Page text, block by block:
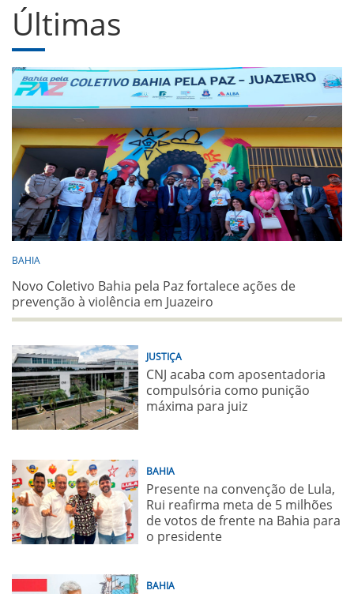
Últimas
BAHIA
Novo Coletivo Bahia pela Paz fortalece ações de
prevenção à violência em Juazeiro
JUSTIÇA
CNJ acaba com aposentadoria
compulsória como punição
máxima para juiz
BAHIA
Presente na convenção de Lula,
Rui reafirma meta de 5 milhões
de votos de frente na Bahia para
o presidente
BAHIA